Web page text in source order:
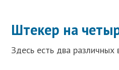
Штекер на
Здесь есть два различных